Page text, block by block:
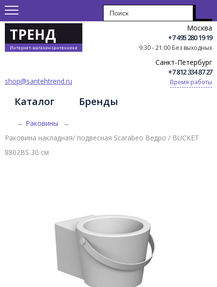
ТРЕНД
Интернет-магазин сантехники
Москва
+7 495 280 19 19
9:30 - 21:00 Без выходных
Санкт-Петербург
+7 812 334 87 27
Время работы
shop@santehtrend.ru
Каталог Бренды
→ Раковины
→
Раковина накладная/ подвесная Scarabeo Ведро / BUCKET
8802BS 30 см